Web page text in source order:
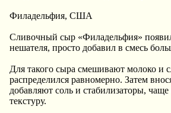
Филадельфия, США
Сливочный сыр «Филадельфия»
нешателя, просто добавил в смесь
Для такого сыра смешивают молоко и
распределился равномерно. Затем
добавляют соль и стабилизаторы,
текстуру.